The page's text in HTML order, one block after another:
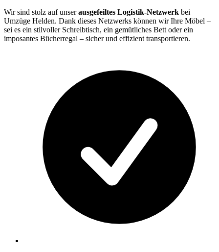
Wir sind stolz auf unserausgefeiltes Logistik-Netzwerk bei
Umzüge Helden. Dank dieses Netzwerks können wir Ihre Möbel –
sei es ein stilvoller Schreibtisch, ein gemütliches Bett oder ein
imposantes Bücherregal – sicher und effizient transportieren.